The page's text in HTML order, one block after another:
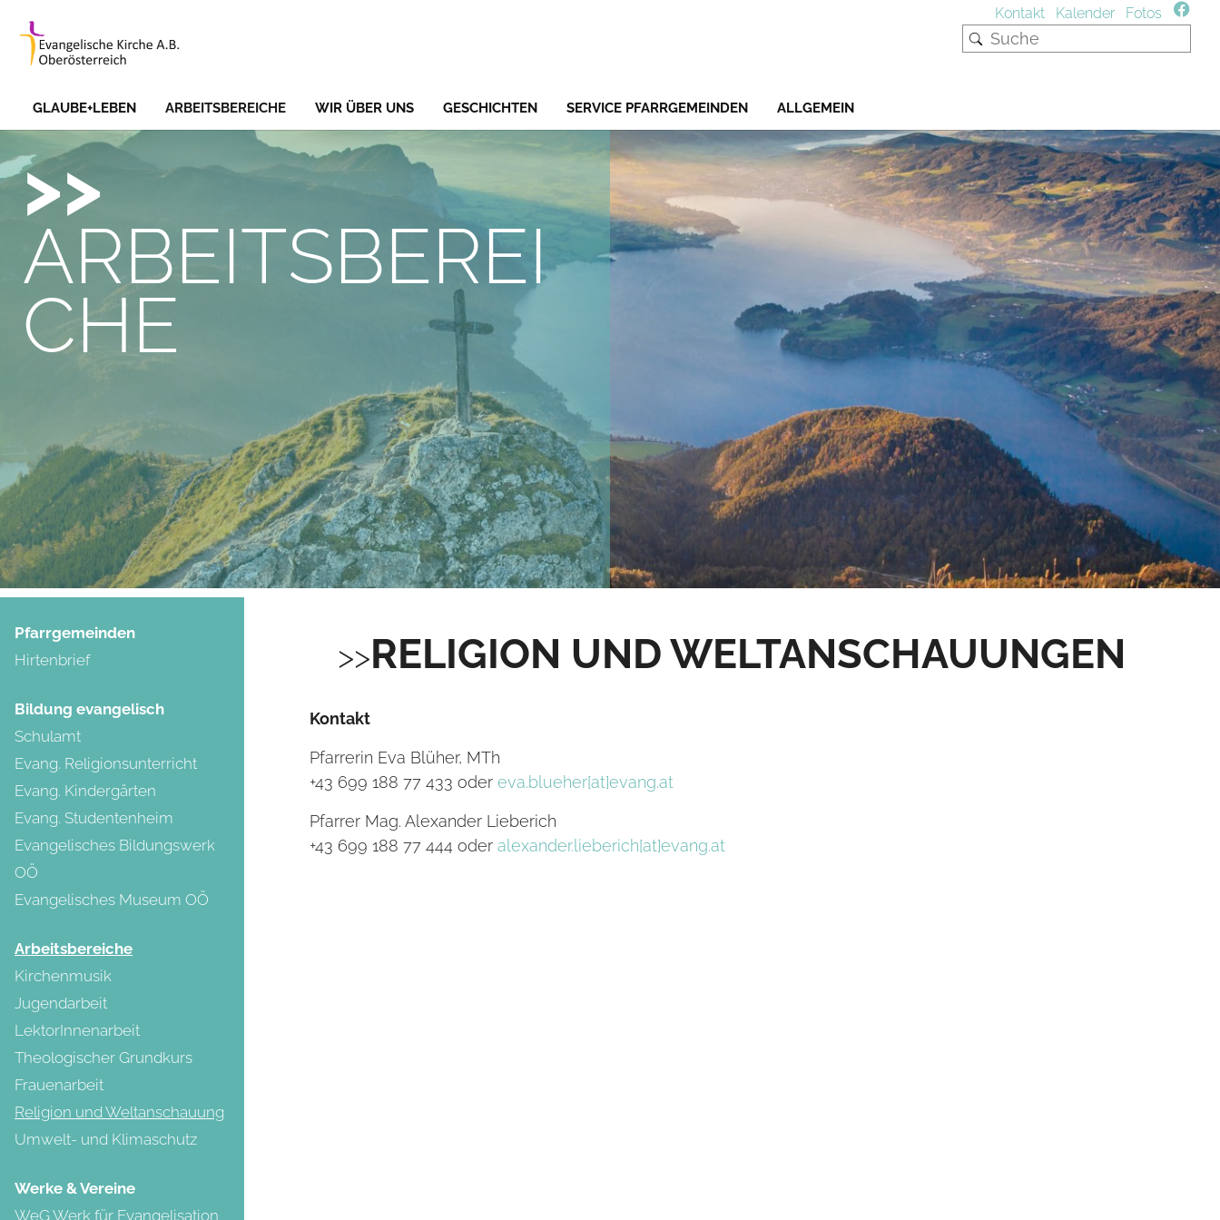
Kontakt Kalender Fotos
GLAUBE+LEBEN ARBEITSBEREICHE WIR ÜBER UNS GESCHICHTEN SERVICE PFARRGEMEINDEN ALLGEMEIN
ARBEITSBEREI
CHE
RELIGION UND WELTANSCHAUUNGEN
Kontakt
Pfarrerin Eva Blüher, MTh
+43 699 188 77 433 oder eva.blueher[at]evang.at
Pfarrer Mag. Alexander Lieberich
+43 699 188 77 444 oder alexander.lieberich[at]evang.at
Pfarrgemeinden
Hirtenbrief
Bildung evangelisch
Schulamt
Evang. Religionsunterricht
Evang. Kindergärten
Evang. Studentenheim
Evangelisches Bildungswerk
OÖ
Evangelisches Museum OÖ
Arbeitsbereiche
Kirchenmusik
Jugendarbeit
LektorInnenarbeit
Theologischer Grundkurs
Frauenarbeit
Religion und Weltanschauung
Umwelt- und Klimaschutz
Werke & Vereine
WeG Werk für Evangelisation